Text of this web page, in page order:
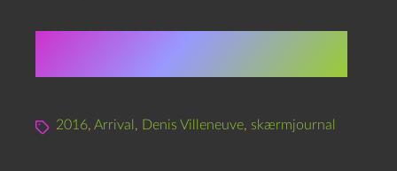
2016, Arrival , Denis Villeneuve, skærmjournal